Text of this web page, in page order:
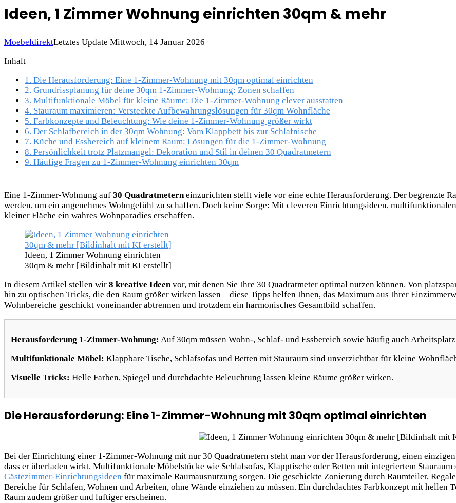
Ideen, 1 Zimmer Wohnung einrichten 30qm & mehr
MoebeldirektLetztes Update Mittwoch, 14 Januar 2026
Inhalt
1. Die Herausforderung: Eine 1-Zimmer-Wohnung mit 30qm optimal einrichten
2. Grundrissplanung für deine 30qm 1-Zimmer-Wohnung: Zonen schaffen
3. Multifunktionale Möbel für kleine Räume: Die 1-Zimmer-Wohnung clever ausstatten
4. Stauraum maximieren: Versteckte Aufbewahrungslösungen für 30qm Wohnfläche
5. Farbkonzepte und Beleuchtung: Wie deine 1-Zimmer-Wohnung größer wirkt
6. Der Schlafbereich in der 30qm Wohnung: Vom Klappbett bis zur Schlafnische
7. Küche und Essbereich auf kleinem Raum: Lösungen für die 1-Zimmer-Wohnung
8. Persönlichkeit trotz Platzmangel: Dekoration und Stil in deinen 30 Quadratmetern
9. Häufige Fragen zu 1-Zimmer-Wohnung einrichten 30qm
Eine 1-Zimmer-Wohnung auf 30 Quadratmeterneinzurichten stellt viele vor eine echte Herausforderung. Der begrenzte
werden, um ein angenehmes Wohngefühl zu schaffen. Doch keine Sorge: Mit cleveren Einrichtungsideen,
kleiner Fläche ein wahres Wohnparadies erschaffen.
Ideen, 1 Zimmer Wohnung einrichten
30qm & mehr [Bildinhalt mit KI erstellt]
In diesem Artikel stellen wir 8 kreative Ideenvor, mit denen Sie Ihre 30 Quadratmeter optimal nutzen können. Von
hin zu optischen Tricks, die den Raum größer wirken lassen – diese Tipps helfen Ihnen, das Maximum aus Ihrer
Wohnbereiche geschickt voneinander abtrennen und trotzdem ein harmonisches Gesamtbild schaffen.
Herausforderung 1-Zimmer-Wohnung: Auf 30qm müssen Wohn-, Schlaf- und Essbereich sowie häufig auch
Multifunktionale Möbel: Klappbare Tische, Schlafsofas und Betten mit Stauraum sind unverzichtbar für kleine
Visuelle Tricks: Helle Farben, Spiegel und durchdachte Beleuchtung lassen kleine Räume größer wirken.
Die Herausforderung: Eine 1-Zimmer-Wohnung mit 30qm optimal einrichten
Bei der Einrichtung einer 1-Zimmer-Wohnung mit nur 30 Quadratmetern steht man vor der Herausforderung, einen
dass er überladen wirkt. Multifunktionale Möbelstücke wie Schlafsofas, Klapptische oder Betten mit integriertem Stauraum
Gästezimmer-Einrichtungsideen für maximale Raumausnutzung sorgen. Die geschickte Zonierung durch Raumteiler,
Bereiche für Schlafen, Wohnen und Arbeiten, ohne Wände einziehen zu müssen. Ein durchdachtes Farbkonzept mit hellen
Raum zudem größer und luftiger erscheinen.